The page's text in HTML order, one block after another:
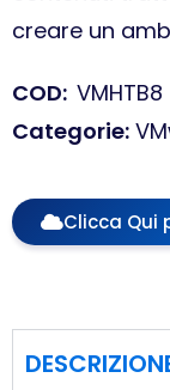
creare un
COD: VMHTB8
Categorie:
Clicca Qui